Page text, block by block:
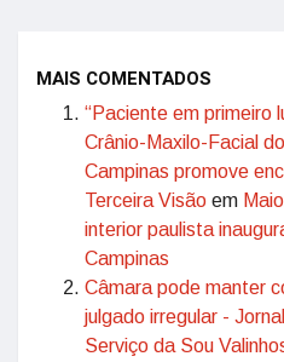
MAIS COMENTADOS
“Paciente em primeiro
Crânio-Maxilo-Facial
Campinas promove
Terceira Visão em
interior paulista
Campinas
Câmara pode manter
julgado irregular -
Serviço da Sou